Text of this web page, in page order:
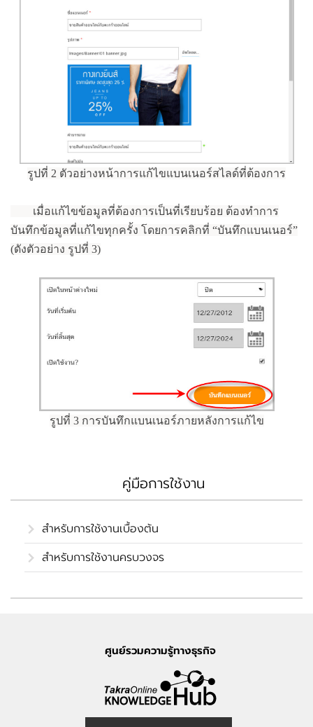
รูปที่ 2 ตัวอย่างหน้าการแก้ไขแบนเนอร์สไลด์ที่ต้องการ
เมื่อแก้ไขข้อมูลที่ต้องการเป็นที่เรียบร้อย ต้องทำการ
บันทึกข้อมูลที่แก้ไขทุกครั้ง โดยการคลิกที่ “บันทึกแบนเนอร์”
(ดังตัวอย่าง รูปที่ 3)
รูปที่ 3 การบันทึกแบนเนอร์ภายหลังการแก้ไข
คู่มือการใช้งาน
สำหรับการใช้งานเบื้องต้น
สำหรับการใช้งานครบวงจร
ศูนย์รวมความรู้ทางธุรกิจ